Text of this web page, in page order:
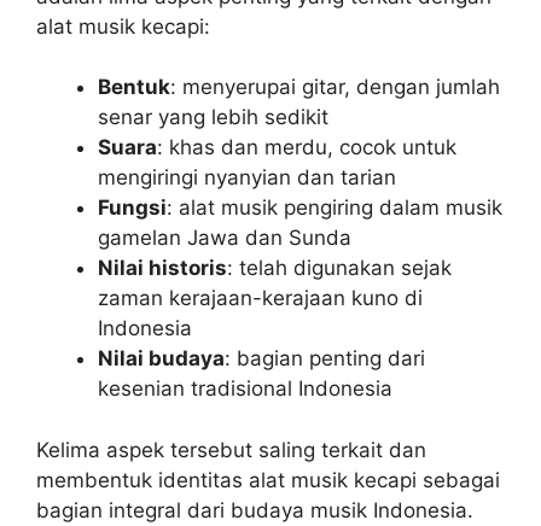
alat musik kecapi:
Bentuk: menyerupai gitar, dengan jumlah
senar yang lebih sedikit
Suara: khas dan merdu, cocok untuk
mengiringi nyanyian dan tarian
Fungsi: alat musik pengiring dalam musik
gamelan Jawa dan Sunda
Nilai historis: telah digunakan sejak
zaman kerajaan-kerajaan kuno di
Indonesia
Nilai budaya: bagian penting dari
kesenian tradisional Indonesia
Kelima aspek tersebut saling terkait dan
membentuk identitas alat musik kecapi sebagai
bagian integral dari budaya musik Indonesia.